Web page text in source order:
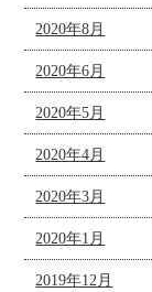
2020年8月
2020年6月
2020年5月
2020年4月
2020年3月
2020年1月
2019年12月